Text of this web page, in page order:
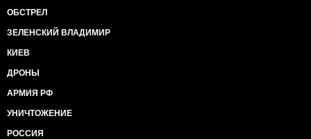
ОБСТРЕЛ
ЗЕЛЕНСКИЙ ВЛАДИМИР
КИЕВ
ДРОНЫ
АРМИЯ РФ
УНИЧТОЖЕНИЕ
РОССИЯ